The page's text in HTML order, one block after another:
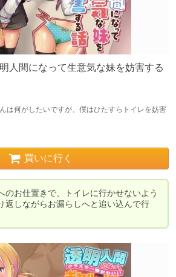
人間になって生意気な妹を妨害する
は何がしたいですが、僕はひたすらトイレを妨害
買いに行く
のお仕置きで、トイレに行かせないよう
返しながらお漏らしへと追い込んで行